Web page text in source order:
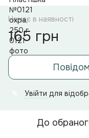
Немає в наявності
165 грн
Увійти для
До